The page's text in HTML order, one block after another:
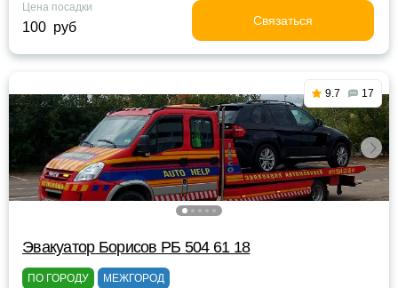
Цена посадки
100 руб Связаться
9.7 17
Эвакуатор Борисов РБ 504 61 18
ПО ГОРОДУ МЕЖГОРОД